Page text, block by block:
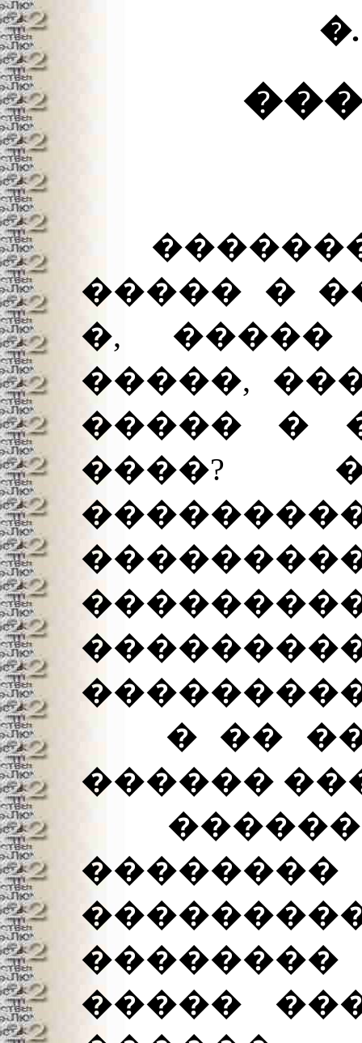
����� �
�, �����
�����,
����� �
����?
� ��
������
�����